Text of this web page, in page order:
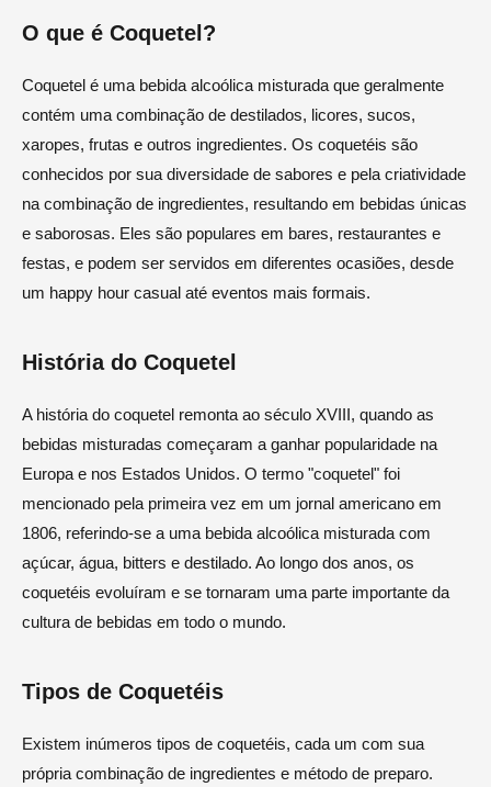
O que é Coquetel?
Coquetel é uma bebida alcoólica misturada que geralmente
contém uma combinação de destilados, licores, sucos,
xaropes, frutas e outros ingredientes. Os coquetéis são
conhecidos por sua diversidade de sabores e pela criatividade
na combinação de ingredientes, resultando em bebidas únicas
e saborosas. Eles são populares em bares, restaurantes e
festas, e podem ser servidos em diferentes ocasiões, desde
um happy hour casual até eventos mais formais.
História do Coquetel
A história do coquetel remonta ao século XVIII, quando as
bebidas misturadas começaram a ganhar popularidade na
Europa e nos Estados Unidos. O termo "coquetel" foi
mencionado pela primeira vez em um jornal americano em
1806, referindo-se a uma bebida alcoólica misturada com
açúcar, água, bitters e destilado. Ao longo dos anos, os
coquetéis evoluíram e se tornaram uma parte importante da
cultura de bebidas em todo o mundo.
Tipos de Coquetéis
Existem inúmeros tipos de coquetéis, cada um com sua
própria combinação de ingredientes e método de preparo.